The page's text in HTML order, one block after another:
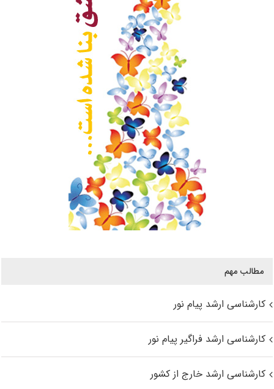
مطالب مهم
کارشناسی ارشد پیام نور
کارشناسی ارشد فراگیر پیام نور
کارشناسی ارشد خارج از کشور